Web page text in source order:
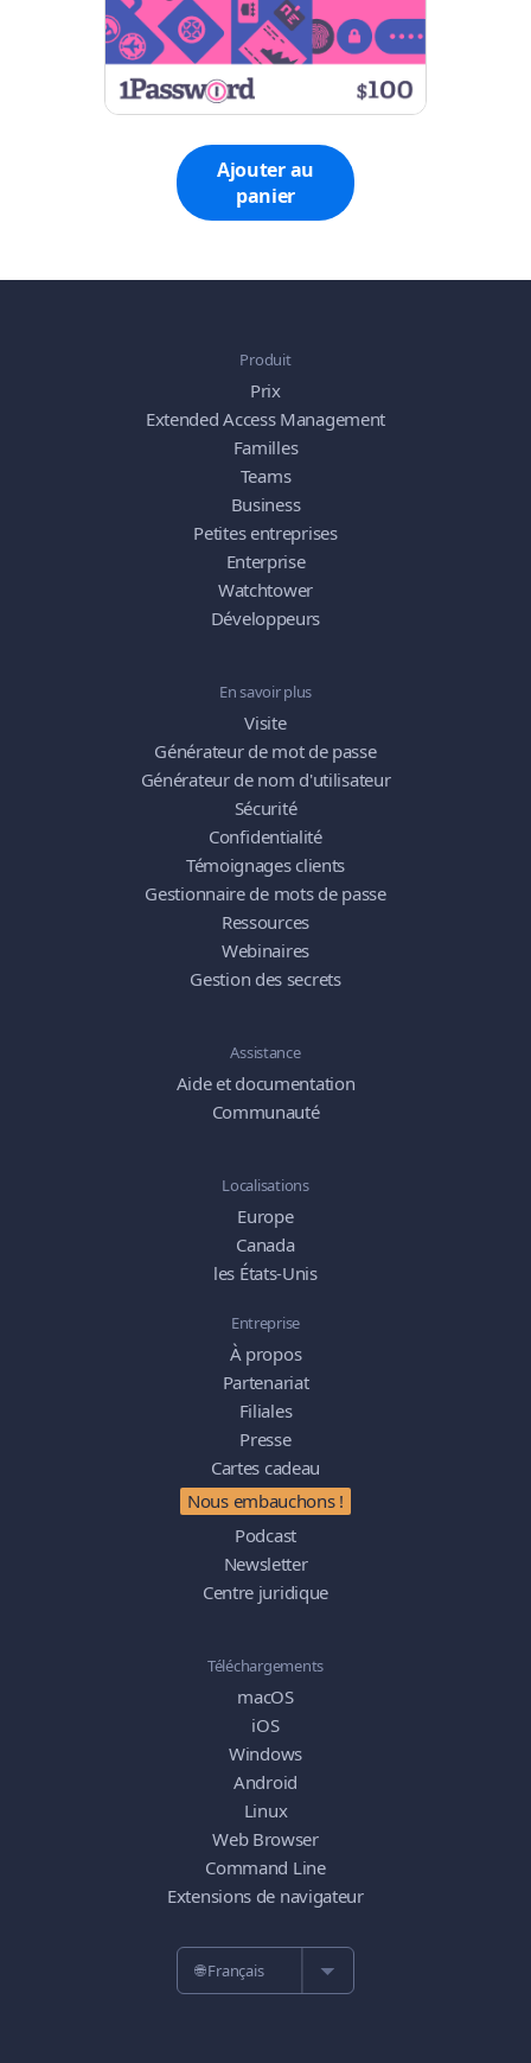
Ajouter au
panier
Produit
Prix
Extended Access Management
Familles
Teams
Business
Petites entreprises
Enterprise
Watchtower
Développeurs
En savoir plus
Visite
Générateur de mot de passe
Générateur de nom d'utilisateur
Sécurité
Confidentialité
Témoignages clients
Gestionnaire de mots de passe
Ressources
Webinaires
Gestion des secrets
Assistance
Aide et documentation
Communauté
Localisations
Europe
Canada
les États-Unis
Entreprise
À propos
Partenariat
Filiales
Presse
Cartes cadeau
Nous embauchons !
Podcast
Newsletter
Centre juridique
Téléchargements
macOS
iOS
Windows
Android
Linux
Web Browser
Command Line
Extensions de navigateur
🌐 Français